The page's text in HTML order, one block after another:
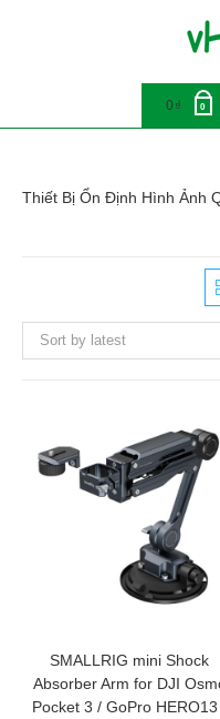
0 ₫ 0
Thiết Bị Ổn Định Hình Ảnh
Sort by latest
SMALLRIG mini Shock
Absorber Arm for DJI
Pocket 3 / GoPro